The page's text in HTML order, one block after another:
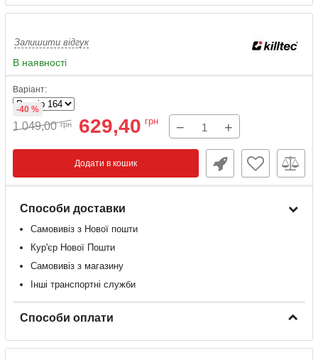
Залишити відгук
В наявності
Варіант:
1 049,00 грн 629,40 грн
-40 %
− +
Додати в кошик
Способи доставки
Самовивіз з Нової пошти
Кур'єр Нової Пошти
Самовивіз з магазину
Інші транспортні служби
Способи оплати